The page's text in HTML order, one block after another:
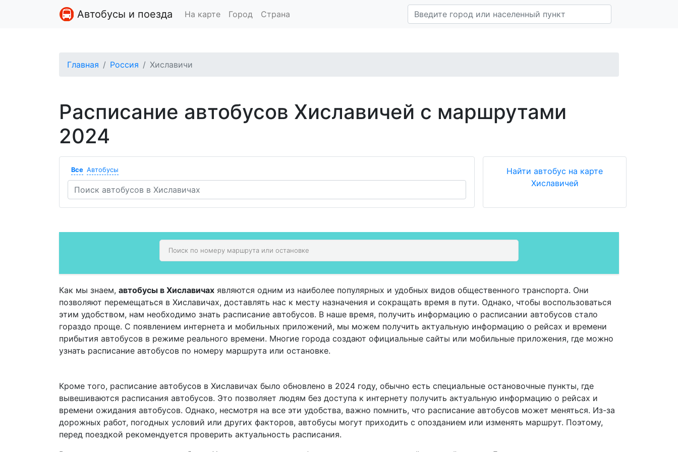
Автобусы и поезда На карте Город Страна
Главная Россия Хиславичи
Расписание автобусов Хиславичей с маршрутами
2024
Все Автобусы
Найти автобус на карте
Хиславичей
Как мы знаем, автобусы в Хиславичах являются одним из наиболее популярных и удобных видов общественного транспорта. Они
позволяют перемещаться в Хиславичах, доставлять нас к месту назначения и сокращать время в пути. Однако, чтобы воспользоваться
этим удобством, нам необходимо знать расписание автобусов. В наше время, получить информацию о расписании автобусов стало
гораздо проще. С появлением интернета и мобильных приложений, мы можем получить актуальную информацию о рейсах и времени
прибытия автобусов в режиме реального времени. Многие города создают официальные сайты или мобильные приложения, где можно
узнать расписание автобусов по номеру маршрута или остановке.
Кроме того, расписание автобусов в Хиславичах было обновлено в 2024 году, обычно есть специальные остановочные пункты, где
вывешиваются расписания автобусов. Это позволяет людям без доступа к интернету получить актуальную информацию о рейсах и
времени ожидания автобусов. Однако, несмотря на все эти удобства, важно помнить, что расписание автобусов может меняться. Из-за
дорожных работ, погодных условий или других факторов, автобусы могут приходить с опозданием или изменять маршрут. Поэтому,
перед поездкой рекомендуется проверить актуальность расписания.